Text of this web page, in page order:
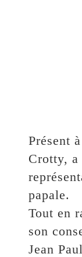
Présent
Crotty, a
papale.
Tout en
son
Jean